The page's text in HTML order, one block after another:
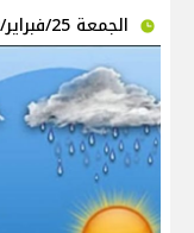
الجمعة 25/فبراير/2022 - 09:00 ص